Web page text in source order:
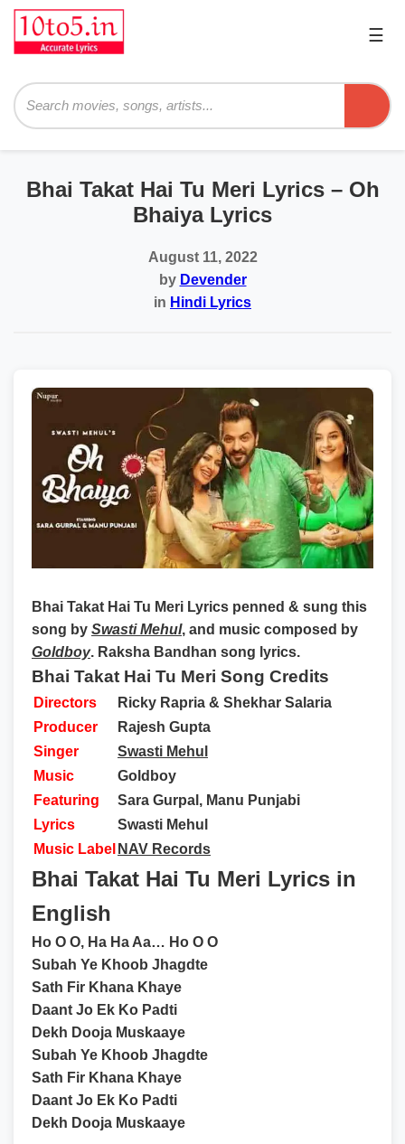
☰
Bhai Takat Hai Tu Meri Lyrics – Oh
Bhaiya Lyrics
August 11, 2022
by Devender
in Hindi Lyrics
Bhai Takat Hai Tu Meri Lyrics penned & sung this
song by Swasti Mehul, and music composed by
Goldboy. Raksha Bandhan song lyrics.
Bhai Takat Hai Tu Meri Song Credits
Directors
Ricky Rapria & Shekhar Salaria
Producer
Rajesh Gupta
Singer
Swasti Mehul
Music
Goldboy
Featuring
Sara Gurpal, Manu Punjabi
Lyrics
Swasti Mehul
Music Label NAV Records
Bhai Takat Hai Tu Meri Lyrics in
English
Ho O O, Ha Ha Aa… Ho O O
Subah Ye Khoob Jhagdte
Sath Fir Khana Khaye
Daant Jo Ek Ko Padti
Dekh Dooja Muskaaye
Subah Ye Khoob Jhagdte
Sath Fir Khana Khaye
Daant Jo Ek Ko Padti
Dekh Dooja Muskaaye